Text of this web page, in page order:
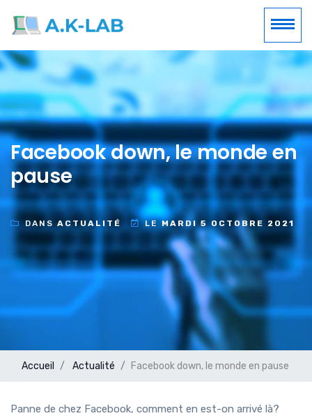
Facebook down, le monde en
pause
DANS ACTUALITÉ LEMARDI 5 OCTOBRE 2021
Accueil Actualité Facebook down, le monde en pause
Panne de chez Facebook, comment en est-on arrivé là?